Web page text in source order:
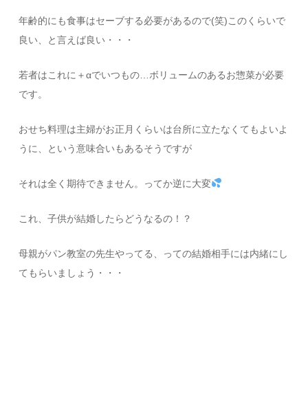
年齢的にも食事はセーブする必要があるので(笑)このくらいで
良い、と言えば良い・・・
若者はこれに＋αでいつもの…ボリュームのあるお惣菜が必要
です。
おせち料理は主婦がお正月くらいは台所に立たなくてもよいよ
うに、という意味合いもあるそうですが
それは全く期待できません。ってか逆に大変
これ、子供が結婚したらどうなるの！？
母親がパン教室の先生やってる、っての結婚相手には内緒にし
てもらいましょう・・・